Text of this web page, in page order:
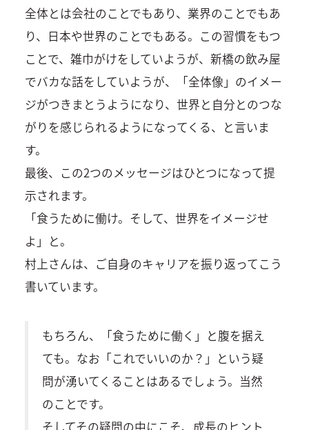
全体とは会社のことでもあり、業界のことでもあ
り、日本や世界のことでもある。この習慣をもつ
ことで、雑巾がけをしていようが、新橋の飲み屋
でバカな話をしていようが、「全体像」のイメー
ジがつきまとうようになり、世界と自分とのつな
がりを感じられるようになってくる、と言いま
す。
最後、この2つのメッセージはひとつになって提
示されます。
「食うために働け。そして、世界をイメージせ
よ」と。
村上さんは、ご自身のキャリアを振り返ってこう
書いています。
もちろん、「食うために働く」と腹を据え
ても。なお「これでいいのか？」という疑
問が湧いてくることはあるでしょう。当然
のことです。